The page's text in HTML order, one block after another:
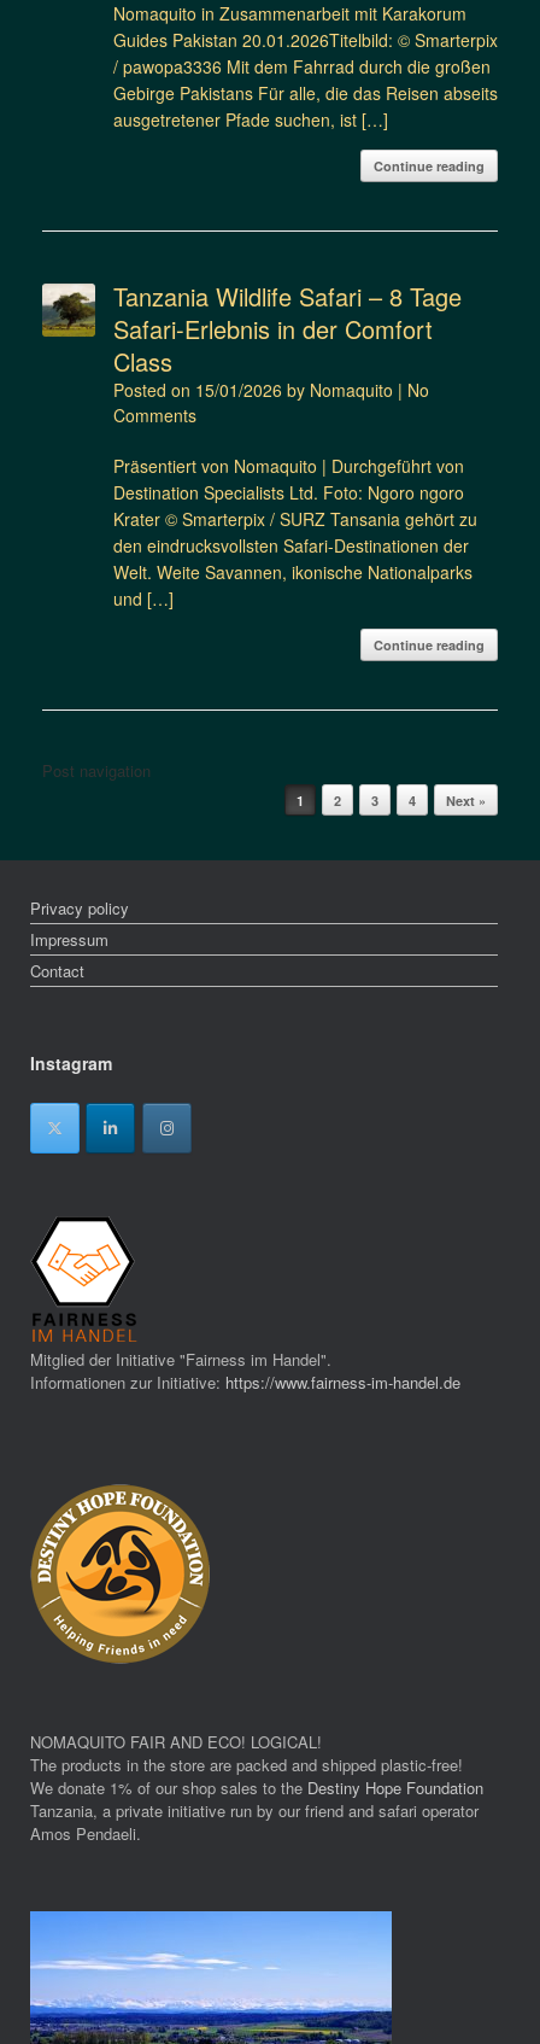
Nomaquito in Zusammenarbeit mit Karakorum
Guides Pakistan 20.01.2026Titelbild: © Smarterpix
/ pawopa3336 Mit dem Fahrrad durch die großen
Gebirge Pakistans Für alle, die das Reisen abseits
ausgetretener Pfade suchen, ist […]
Continue reading
Tanzania Wildlife Safari – 8 Tage
Safari-Erlebnis in der Comfort
Class
Posted on 15/01/2026 by Nomaquito | No
Comments
Präsentiert von Nomaquito | Durchgeführt von
Destination Specialists Ltd. Foto: Ngoro ngoro
Krater © Smarterpix / SURZ Tansania gehört zu
den eindrucksvollsten Safari-Destinationen der
Welt. Weite Savannen, ikonische Nationalparks
und […]
Continue reading
Post navigation
1 2 3 4 Next »
Privacy policy
Impressum
Contact
Instagram
Mitglied der Initiative "Fairness im Handel".
Informationen zur Initiative: https://www.fairness-im-handel.de
NOMAQUITO FAIR AND ECO! LOGICAL!
The products in the store are packed and shipped plastic-free!
We donate 1% of our shop sales to the Destiny Hope Foundation
Tanzania, a private initiative run by our friend and safari operator
Amos Pendaeli.